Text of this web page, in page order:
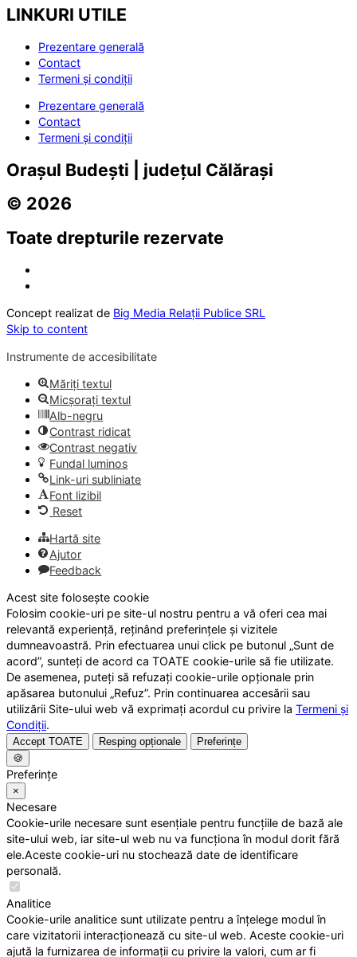
LINKURI UTILE
Prezentare generală
Contact
Termeni și condiții
Prezentare generală
Contact
Termeni și condiții
Orașul Budești | județul Călărași
© 2026
Toate drepturile rezervate
Concept realizat de Big Media Relații Publice SRL
Skip to content
Instrumente de accesibilitate
Măriți textul
Micșorați textul
Alb-negru
Contrast ridicat
Contrast negativ
Fundal luminos
Link-uri subliniate
Font lizibil
Reset
Hartă site
Ajutor
Feedback
Acest site folosește cookie
Folosim cookie-uri pe site-ul nostru pentru a vă oferi cea mai
relevantă experiență, reținând preferințele și vizitele
dumneavoastră. Prin efectuarea unui click pe butonul „Sunt de
acord”, sunteți de acord ca TOATE cookie-urile să fie utilizate.
De asemenea, puteți să refuzați cookie-urile opționale prin
apăsarea butonului „Refuz”. Prin continuarea accesării sau
utilizării Site-ului web vă exprimați acordul cu privire la Termeni și
Condiții.
Accept TOATE Resping opționale
Preferințe
🍪
Preferințe
×
Necesare
Cookie-urile necesare sunt esențiale pentru funcțiile de bază ale
site-ului web, iar site-ul web nu va funcționa în modul dorit fără
ele.Aceste cookie-uri nu stochează date de identificare
personală.
Analitice
Cookie-urile analitice sunt utilizate pentru a înțelege modul în
care vizitatorii interacționează cu site-ul web. Aceste cookie-uri
ajută la furnizarea de informații cu privire la valori, cum ar fi